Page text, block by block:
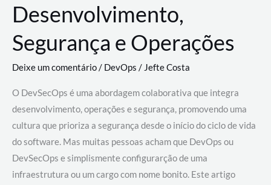
Desenvolvimento,
Segurança e Operações
Deixe um comentário/ DevOps /Jefte Costa
O DevSecOps é uma abordagem colaborativa que integra
desenvolvimento, operações e segurança, promovendo uma
cultura que prioriza a segurança desde o início do ciclo de vida
do software. Mas muitas pessoas acham que DevOps ou
DevSecOps e simplismente configurarção de uma
infraestrutura ou um cargo com nome bonito. Este artigo